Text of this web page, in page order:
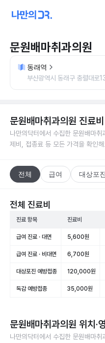
문원배마취과의원
동래역
부산광역시 동래구 충렬대로
문원배마취과의원 진료
나만의닥터에서 수집한 문원배마취
제비, 접종료 등 모든 가격을 확인
전체 급여 대상포
전체 진료비
진료 항목 진료비
급여 진료 · 대면 5,600원
급여 진료 · 비대면 6,700원
대상포진 예방접종 120,000원
독감 예방접종 35,000원
문원배마취과의원 위치·
나만의닥터에서 수집한 문원배마취